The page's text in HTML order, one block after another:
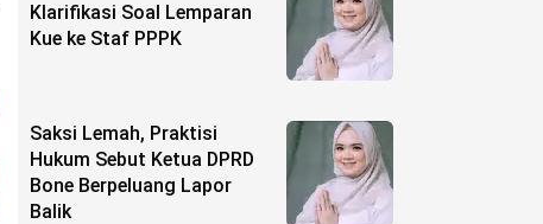
Klarifikasi Soal Lemparan
Kue ke Staf PPPK
Saksi Lemah, Praktisi
Hukum Sebut Ketua DPRD
Bone Berpeluang Lapor
Balik